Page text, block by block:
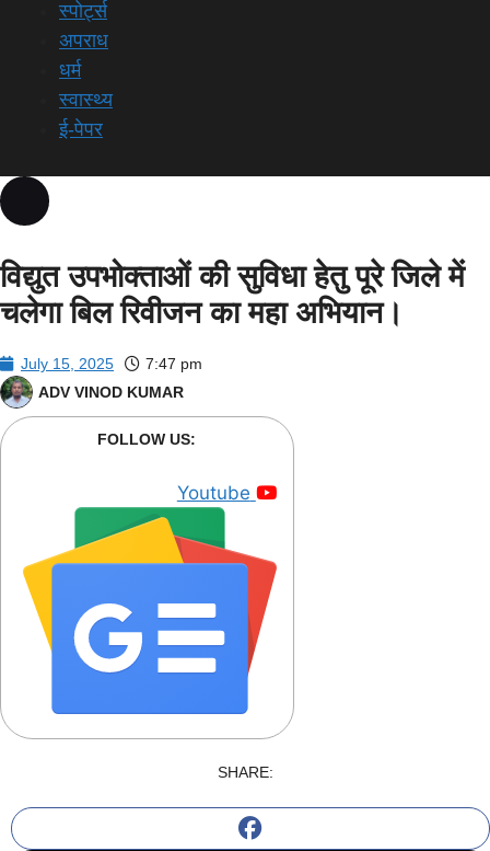
स्पोर्ट्स
अपराध
धर्म
स्वास्थ्य
ई-पेपर
विद्युत उपभोक्ताओं की सुविधा हेतु पूरे जिले में
चलेगा बिल रिवीजन का महा अभियान।
July 15, 2025
7:47 pm
ADV VINOD KUMAR
FOLLOW US:
Youtube
SHARE: